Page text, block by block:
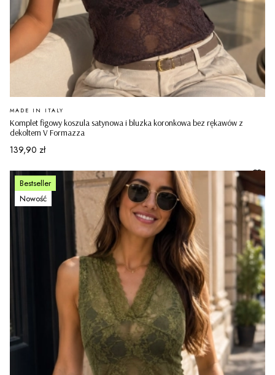
Komplet figowy koszula satynowa i bluzka koronkowa bez rękawów z
dekoltem V Formazza
PRODUCENT
MADE IN ITALY
Cena
139,90 zł
Bestseller
Nowość